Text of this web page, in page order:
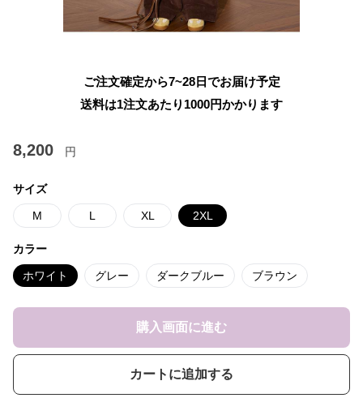
ご注文確定から7~28日でお届け予定
送料は1注文あたり 1000円かかります
8,200 円
サイズ
M L XL 2XL
カラー
ホワイト グレー ダークブルー ブラウン
購入画面に進む
カートに追加する